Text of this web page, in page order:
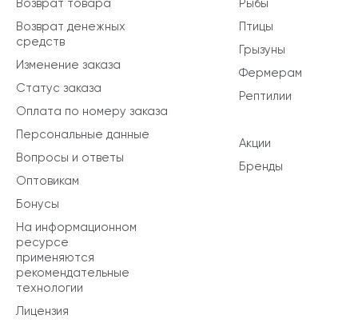
Рыбы
Птицы
Грызуны
Фермерам
Рептилии
Акции
Бренды
Возврат товара
Возврат денежных
средств
Изменение заказа
Статус заказа
Оплата по номеру заказа
Персональные данные
Вопросы и ответы
Оптовикам
Бонусы
На информационном
ресурсе
применяются
рекомендательные
технологии
Лицензия